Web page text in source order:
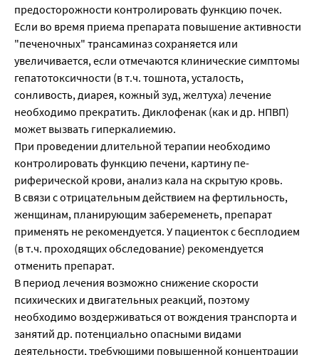
предосторожности кон­тролировать функцию почек.
Если во время приема препарата повышение активности
"печеночных" трансаминаз сохраняется или
увеличивается, если отмечаются клинические симптомы
гепатотоксичности (в т.ч. тошнота, усталость,
сонливость, диарея, кожный зуд, желтуха) лечение
необходимо прекратить. Диклофенак (как и др. НПВП)
может вызвать гиперкалиемию.
При проведении длительной терапии необходимо
контролировать функцию печени, картину пе­
риферической крови, анализ кала на скрытую кровь.
В связи с отрицательным действием на фертильность,
женщинам, планирующим забеременеть, препарат
применять не рекомендуется. У пациенток с бесплодием
(в т.ч. проходящих обследо­вание) рекомендуется
отменить препарат.
В период лечения возможно снижение скорости
психических и двигательных реакций, поэтому
необходимо воздерживаться от вождения транспорта и
занятий др. потенциально опасными ви­дами
деятельности, требующими повышенной концентрации